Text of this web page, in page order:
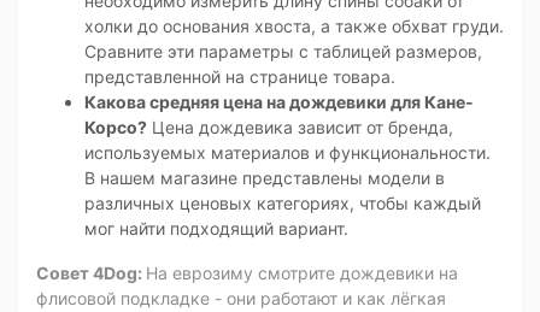
холки до основания хвоста, а также обхват груди.
Сравните эти параметры с таблицей размеров,
представленной на странице товара.
Какова средняя цена на дождевики для Кане-
Корсо? Цена дождевика зависит от бренда,
используемых материалов и функциональности.
В нашем магазине представлены модели в
различных ценовых категориях, чтобы каждый
мог найти подходящий вариант.
Совет 4Dog: На еврозиму смотрите дождевики на
флисовой подкладке - они работают и как лёгкая